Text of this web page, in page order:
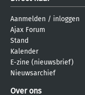
Aanmelden / inloggen
Ajax Forum
Stand
Kalender
E-zine (nieuwsbrief)
Nieuwsarchief
Over ons